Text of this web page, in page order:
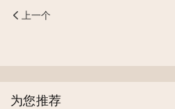
上一个
为您推荐